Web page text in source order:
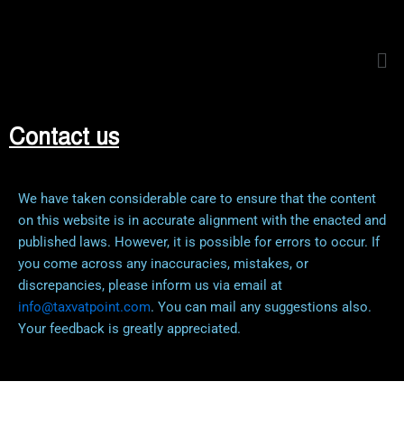
Contact us
We have taken considerable care to ensure that the content
on this website is in accurate alignment with the enacted and
published laws. However, it is possible for errors to occur. If
you come across any inaccuracies, mistakes, or
discrepancies, please inform us via email at
info@taxvatpoint.com. You can mail any suggestions also.
Your feedback is greatly appreciated.